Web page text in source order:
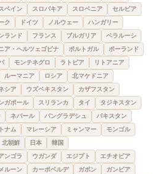
スペイン スロバキア スロベニア
セルビア
ク ドイツ ノルウェー
ハンガリー
ランド フランス ブルガリア
ベラルーシ
ア・ヘルツェゴビナ ポルトガル
ポーランド
モンテネグロ ラトビア
リトアニア
ルーマニア ロシア 北マケドニア
シア ウズベキスタン
カザフスタン
ガポール スリランカ タイ
タジキスタン
ネパール バングラデシュ
パキスタン
ナム マレーシア ミャンマー
モンゴル
北朝鮮 日本 韓国
ンゴラ ウガンダ エジプト
エチオピア
ルーン カーボベルデ ガボン
ガンビア